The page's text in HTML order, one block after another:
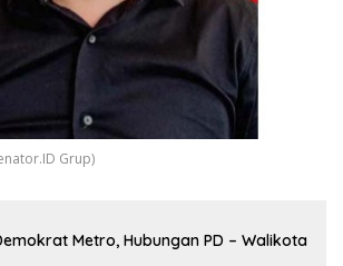
Grup)
Metro, Hubungan PD – Walikota